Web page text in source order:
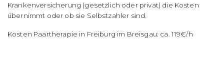
Krankenversicherung (gesetzlich oder privat) die Kosten
übernimmt oder ob sie Selbstzahler sind.
Kosten Paartherapie in Freiburg im Breisgau: ca. 119€/h